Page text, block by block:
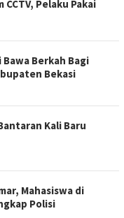
Pelaku Pakai
Berkah Bagi
Bekasi
Kali Baru
Mahasiswa di
Polisi